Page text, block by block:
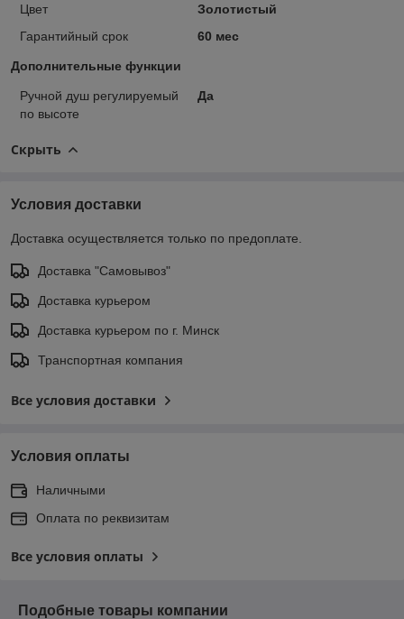
Цвет
Золотистый
Гарантийный срок
60 мес
Дополнительные функции
Ручной душ регулируемый
по высоте
Да
Скрыть
Условия доставки
Доставка осуществляется только по предоплате.
Доставка "Самовывоз"
Доставка курьером
Доставка курьером по г. Минск
Транспортная компания
Все условия доставки
Условия оплаты
Наличными
Оплата по реквизитам
Все условия оплаты
Подобные товары компании